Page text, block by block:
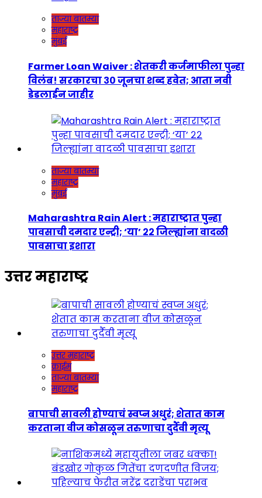
ताज्या बातम्या
महाराष्ट्र
मुंबई
Farmer Loan Waiver : शेतकरी कर्जमाफीला पुन्हा
विलंब! सरकारचा ३० जूनचा शब्द हवेत; आता नवी
डेडलाईन जाहीर
ताज्या बातम्या
महाराष्ट्र
मुंबई
Maharashtra Rain Alert : महाराष्ट्रात पुन्हा
पावसाची दमदार एन्ट्री; ‘या’ २२ जिल्ह्यांना वादळी
पावसाचा इशारा
उत्तर महाराष्ट्र
उत्तर महाराष्ट्र
क्राईम
ताज्या बातम्या
महाराष्ट्र
बापाची सावली होण्याचं स्वप्न अधुरं; शेतात काम
करताना वीज कोसळून तरुणाचा दुर्दैवी मृत्यू